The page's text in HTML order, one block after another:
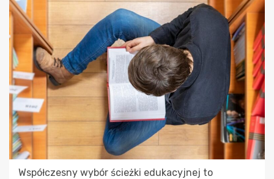
Współczesny wybór ścieżki edukacyjnej to